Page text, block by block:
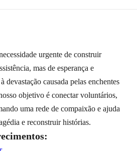
urgente de construir
mas de esperança e
devastação causada pelas enchentes
objetivo é conectar voluntários,
uma rede de compaixão e ajuda
e reconstruir histórias.